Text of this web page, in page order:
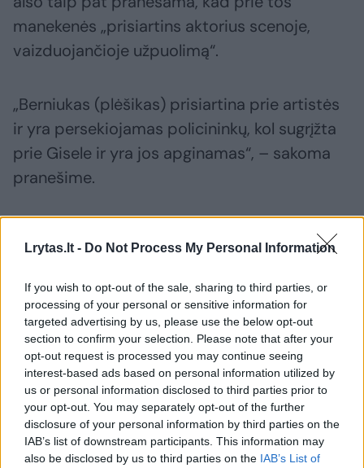
Lrytas.lt - Do Not Process My Personal Information
If you wish to opt-out of the sale, sharing to third parties, or
processing of your personal or sensitive information for
targeted advertising by us, please use the below opt-out
section to confirm your selection. Please note that after your
opt-out request is processed you may continue seeing
interest-based ads based on personal information utilized by
us or personal information disclosed to third parties prior to
your opt-out. You may separately opt-out of the further
disclosure of your personal information by third parties on the
IAB’s list of downstream participants. This information may
also be disclosed by us to third parties on the IAB’s List of
manekenės „prisiartins aktorius scenoje,
vaizduojančioje užpuolimą“.
„Berniukas (plėšikas) prisiartina prie artistės
ir yra persekiojamas policininkų, kol sugrįžta
prie Gisele ir yra jos apginamas“, – sakoma
pranešime.
Olimpiados organizacinis komitetas savo
pranešime naujienų agentūrai AFP nurodė,
kad „nebus jokio apiplėšimo“, bet nepateikė
daugiau paaiškinimų.
Pirmadienio vakarą padėtis pasisuko naujai,
kai dienraščio „Globo“ skiltininkas Lauro
Jardimas, turintis gerų ryšių, nurodė, jog tos
prieštaringai vertinamos scenos buvo
atsisakyta.